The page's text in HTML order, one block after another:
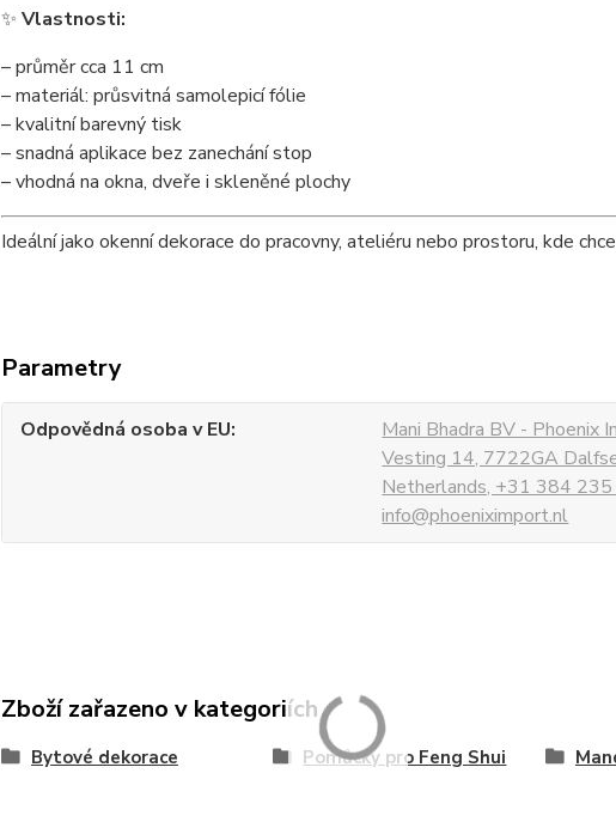
✨ Vlastnosti:
– průměr cca 11 cm
– materiál: průsvitná samolepicí fólie
– kvalitní barevný tisk
– snadná aplikace bez zanechání stop
– vhodná na okna, dveře i skleněné plochy
Ideální jako okenní dekorace do pracovny, ateliéru nebo prostoru, kde
Parametry
Odpovědná osoba v EU
Mani Bhadra BV - Phoenix
Vesting 14, 7722GA
Netherlands, +31 384
info@phoeniximport.nl
Zboží zařazeno v kategoriích
Bytové dekorace Pomůcky pro Feng Shui